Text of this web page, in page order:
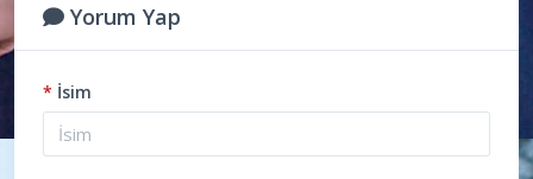
Yorum Yap
* İsim